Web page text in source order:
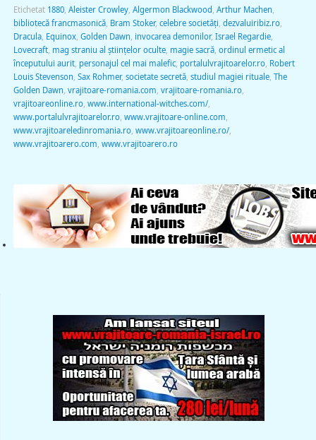
Etichetat 1880, Aleister Crowley, Algermon Blackwood Arthur Machen
bibliotecă francmasonică, Bram Stoker, celebre societăţi dezvaluiribiz.ro,
Dracula, Equinox, Golden Dawn invocarea demonilor, Israel Regardie,
Lovecraft, mag straniu al ştiinţelor oculte, magie sacră, ordinul ermetic al
începutului aurit, personajul cel mai malefic, portalulvrajitoarelor.ro, Robert
Louis Stevenson Sax Rohmer, societate secretă, studiul magiei rituale, The
Golden Dawn vrajitoare-romania.com vrajitoare-romania.ro,
vrajitoareonline.ro, www.international-witches.com/,
www.portalulvrajitoarelor.ro, www.vrajitoare-online.com
www.vrajitoareledinromania.ro, www.vrajitoareonline.ro/,
www.vrajitoarero.com www.vrajitoarero.ro